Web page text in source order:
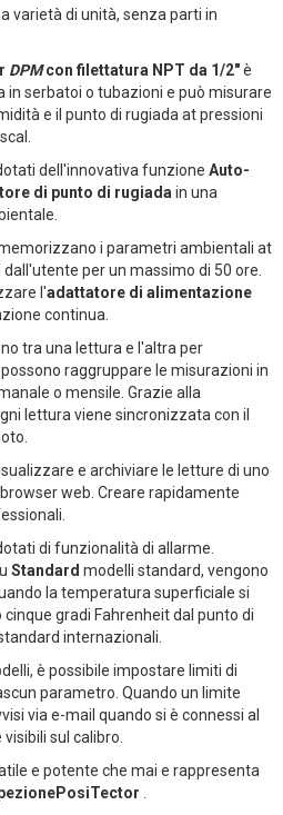
varietà di unità, senza parti in
DPMcon filettatura NPT da 1/2"è
serbatoi o tubazioni e può misurare
e il punto di rugiada at pressioni
dell'innovativa funzione Auto-
di punto di rugiada in una
i parametri ambientali at
per un massimo di 50 ore.
l'adattatore di alimentazione
continua.
tra una lettura e l'altra per
raggruppare le misurazioni in
o mensile. Grazie alla
lettura viene sincronizzata con il
e archiviare le letture di uno
web. Creare rapidamente
di funzionalità di allarme.
Standard modelli standard, vengono
la temperatura superficiale si
gradi Fahrenheit dal punto di
internazionali.
è possibile impostare limiti di
parametro. Quando un limite
via e-mail quando si è connessi al
sul calibro.
e potente che mai e rappresenta